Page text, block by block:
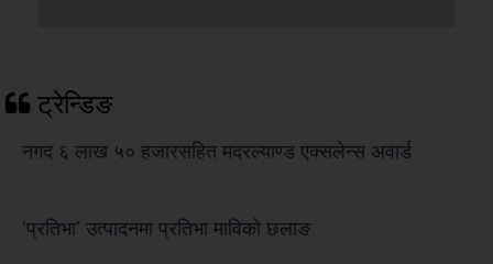
ट्रेन्डिङ
नगद ६ लाख ५० हजारसहित मदरल्याण्ड एक्सलेन्स अवार्ड
‘प्रतिभा’ उत्पादनमा प्रतिभा माविको छलाङ